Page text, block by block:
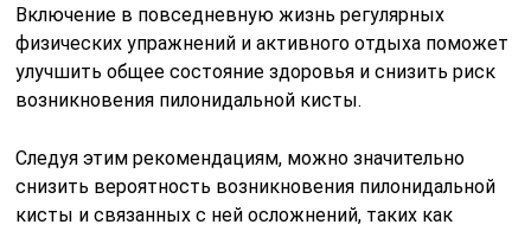
Включение в повседневную жизнь регулярных
физических упражнений и активного отдыха поможет
улучшить общее состояние здоровья и снизить риск
возникновения пилонидальной кисты.
Следуя этим рекомендациям, можно значительно
снизить вероятность возникновения пилонидальной
кисты и связанных с ней осложнений, таких как